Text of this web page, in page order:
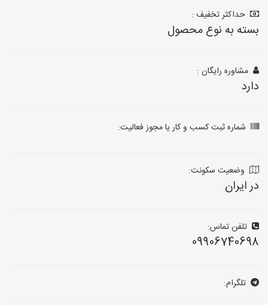
حداکثر تخفیف :
بسته به نوع محصول
مشاوره رایگان :
دارد
شماره ثبت کسب و کار یا مجوز فعالیت:
وضعیت سکونت:
در ایران
تلفن تماس:
09906740698
تلگرام: